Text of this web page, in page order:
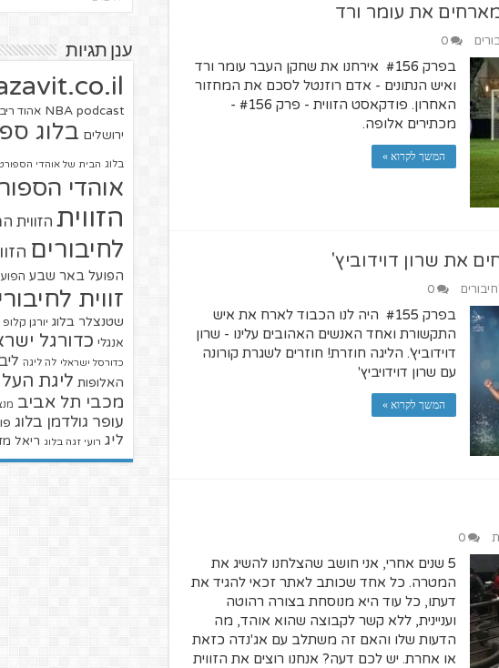
0
בפרק #156 אירחנו את שחקן העבר עומר ורד
ואיש הנתונים - אדם רוזנטל לסכם את המחזור
האחרון. פודקאסט הזווית - פרק #156 -
מכתירים אלופה.
המשך לקרוא »
0
בפרק #155 היה לנו הכבוד לארח את איש
התקשורת ואחד האנשים האהובים עלינו - שרון
דוידוביץ'. הליגה חוזרת! חוזרים לשגרת קורונה
עם שרון דוידויביץ'
המשך לקרוא »
0
5 שנים אחרי, אני חושב שהצלחנו להשיג את
המטרה. כל אחד שכותב לאתר זכאי להגיד את
דעתו, כל עוד היא מנוסחת בצורה רהוטה
ועניינית, ללא קשר לקבוצה שהוא אוהד, מה
הדעות שלו והאם זה משתלב עם אג'נדה כזאת
או אחרת. יש לכם דעה? אנחנו רוצים את הזווית
ענן תגיות
NBA podcast אהוד
ירושלים בלוג
בלוג הבית של אוהדי
אוהדי
הזווית הזווית
לחיבורים
הפועל באר שבע
זווית
שטנצלר בלוג יורגן קלופ
אנגלי כדורגל
כדורסל ישראלי לה ליגה
האלופות ליגת העל
מכבי תל אביב
עופר גולדמן בלוג
ליג רועי זגה בלוג ריאל